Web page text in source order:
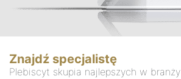
Znajdź specjalistę
Plebiscyt skupia najlepszych w branży